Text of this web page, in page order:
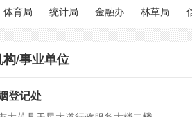
体育局 统计局 金融办 林草局
/事业单位
登记处